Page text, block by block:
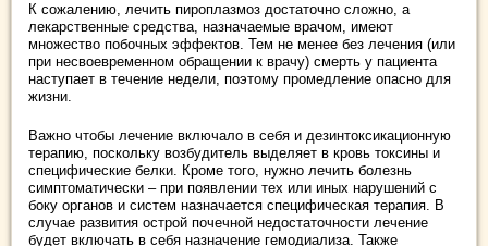
К сожалению, лечить пироплазмоз достаточно сложно, а
лекарственные средства, назначаемые врачом, имеют
множество побочных эффектов. Тем не менее без лечения (или
при несвоевременном обращении к врачу) смерть у пациента
наступает в течение недели, поэтому промедление опасно для
жизни.
Важно чтобы лечение включало в себя и дезинтоксикационную
терапию, поскольку возбудитель выделяет в кровь токсины и
специфические белки. Кроме того, нужно лечить болезнь
симптоматически – при появлении тех или иных нарушений с
боку органов и систем назначается специфическая терапия. В
случае развития острой почечной недостаточности лечение
будет включать в себя назначение гемодиализа. Также